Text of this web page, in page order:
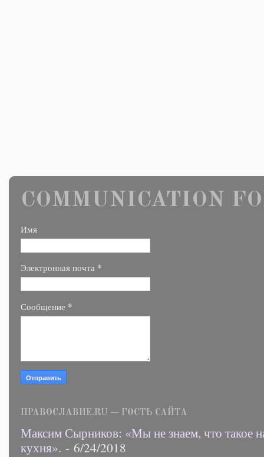
COMMUNICATION
Имя
Электронная почта *
Сообщение *
ПРАВОСЛАВИЕ.RU — ГОСТЬ САЙТА
Максим Сырников: «Мы не знаем, что такое
кухня». - 6/24/2018